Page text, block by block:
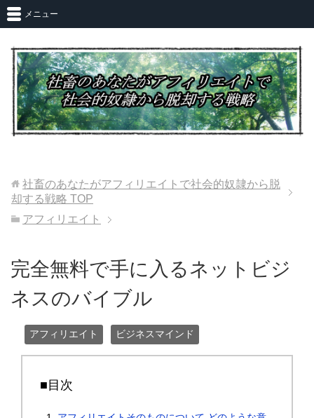
メニュー
社畜のあなたがアフィリエイトで社会的奴隷から脱
却する戦略 TOP
アフィリエイト
完全無料で手に入るネットビジ
ネスのバイブル
アフィリエイト ビジネスマインド
■目次